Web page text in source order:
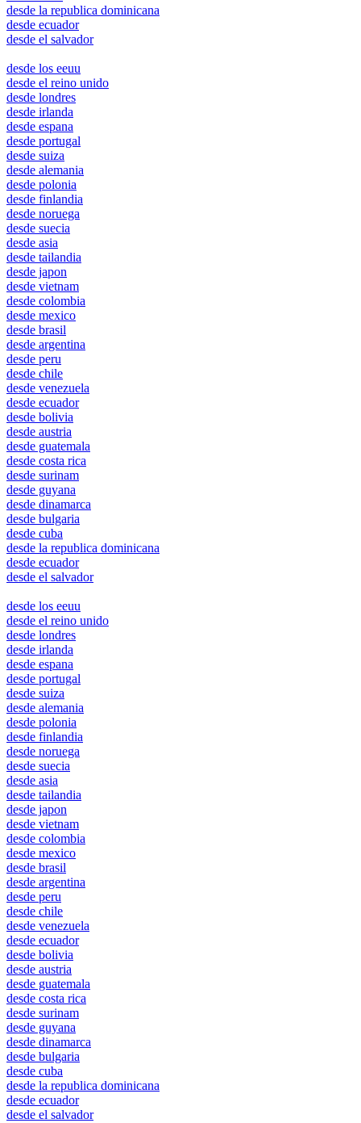
desde la republica dominicana
desde ecuador
desde el salvador
desde los eeuu
desde el reino unido
desde londres
desde irlanda
desde espana
desde portugal
desde suiza
desde alemania
desde polonia
desde finlandia
desde noruega
desde suecia
desde asia
desde tailandia
desde japon
desde vietnam
desde colombia
desde mexico
desde brasil
desde argentina
desde peru
desde chile
desde venezuela
desde ecuador
desde bolivia
desde austria
desde guatemala
desde costa rica
desde surinam
desde guyana
desde dinamarca
desde bulgaria
desde cuba
desde la republica dominicana
desde ecuador
desde el salvador
desde los eeuu
desde el reino unido
desde londres
desde irlanda
desde espana
desde portugal
desde suiza
desde alemania
desde polonia
desde finlandia
desde noruega
desde suecia
desde asia
desde tailandia
desde japon
desde vietnam
desde colombia
desde mexico
desde brasil
desde argentina
desde peru
desde chile
desde venezuela
desde ecuador
desde bolivia
desde austria
desde guatemala
desde costa rica
desde surinam
desde guyana
desde dinamarca
desde bulgaria
desde cuba
desde la republica dominicana
desde ecuador
desde el salvador